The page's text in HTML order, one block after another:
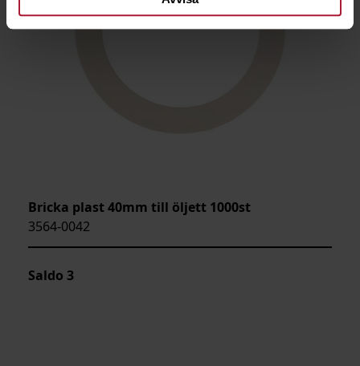
Bricka plast 40mm till öljett 1000st
3564-0042
Saldo 3